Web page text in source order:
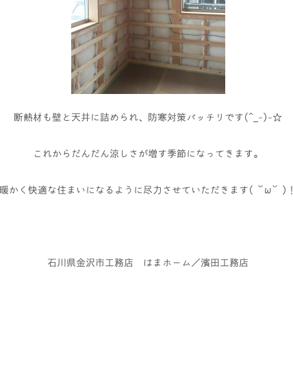
断熱材も壁と天井に詰められ、防寒対策バッチリです(^_-)-☆
これからだんだん涼しさが増す季節になってきます。
暖かく快適な住まいになるように尽力させていただきます( ˘ω˘ )！
石川県金沢市工務店 はまホーム／濱田工務店